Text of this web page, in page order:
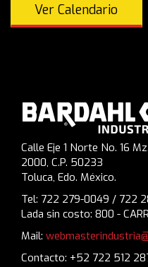
Ver Calendario
Calle Eje 1 Norte No. 16
2000, C.P. 50233
Toluca, Edo. México.
Tel: 722 279-0049 / 722
Lada sin costo: 800 -
Mail:
Contacto: +52 722 512